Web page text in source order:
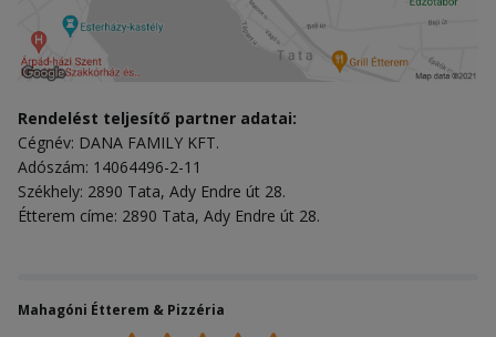
Rendelést teljesítő partner adatai:
Cégnév: DANA FAMILY KFT.
Adószám: 14064496-2-11
Székhely: 2890 Tata, Ady Endre út 28.
Étterem címe: 2890 Tata, Ady Endre út 28.
Mahagóni Étterem & Pizzéria